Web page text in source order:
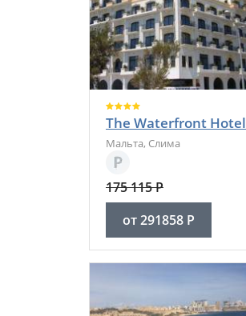
The Waterfront Hotel
Мальта, Слима
175 115Р
от291858 Р